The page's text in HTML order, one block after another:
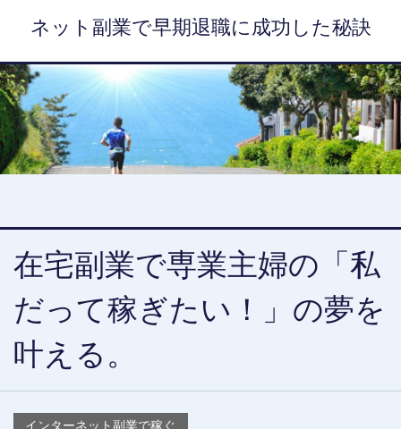
ネット副業で早期退職に成功した秘訣
在宅副業で専業主婦の「私
だって稼ぎたい！」の夢を
叶える。
インターネット副業で稼ぐ